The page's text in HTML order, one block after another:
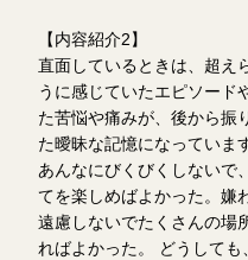
【内容紹介2】
直面しているときは、超え
うに感じていたエピソード
た苦悩や痛みが、後から振
た曖昧な記憶になっていま
あんなにびくびくしないで
てを楽しめばよかった。嫌
遠慮しないでたくさんの場
ればよかった。 どうして